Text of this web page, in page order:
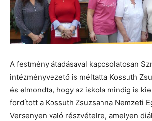
A festmény átadásával kapcsolatosan
intézményvezető is méltatta Kossuth
és elmondta, hogy az iskola mindig is
fordított a Kossuth Zsuzsanna Nemzeti
Versenyen való részvételre, amelyen